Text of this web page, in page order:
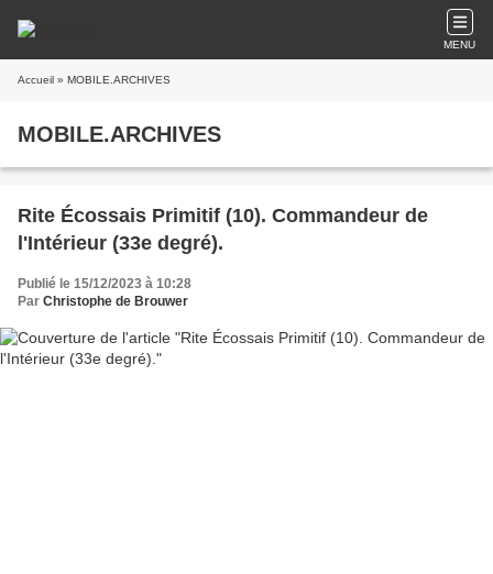
MENU
Accueil » MOBILE.ARCHIVES
MOBILE.ARCHIVES
Rite Écossais Primitif (10). Commandeur de
l'Intérieur (33e degré).
Publié le 15/12/2023 à 10:28
Par Christophe de Brouwer